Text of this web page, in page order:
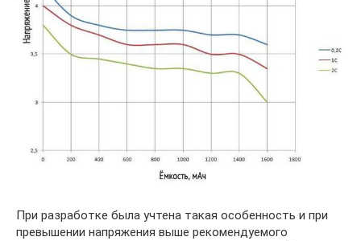
При разработке была учтена такая особенность и при
превышении напряжения выше рекомендуемого